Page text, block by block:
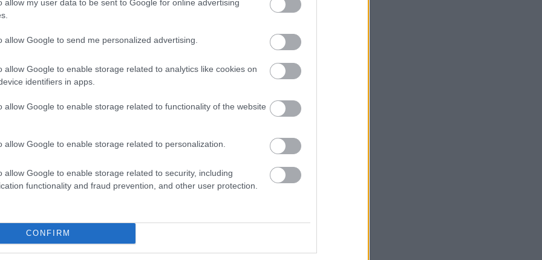
allow my user data to be sent to Google for online advertising
allow Google to send me personalized advertising.
allow Google to enable storage related to analytics like cookies on
identifiers in apps.
allow Google to enable storage related to functionality of the website
allow Google to enable storage related to personalization.
allow Google to enable storage related to security, including
functionality and fraud prevention, and other user protection.
CONFIRM
Αυτή η διαδικασία βοηθά στην εξαγωγή της
η οποία θα πήξει τη μαρμελάδα κατά το μαγείρεμα.